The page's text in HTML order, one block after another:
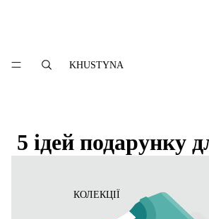
KHUSTYNA
КОЛЕКЦІЇ
5 ідей подарунку